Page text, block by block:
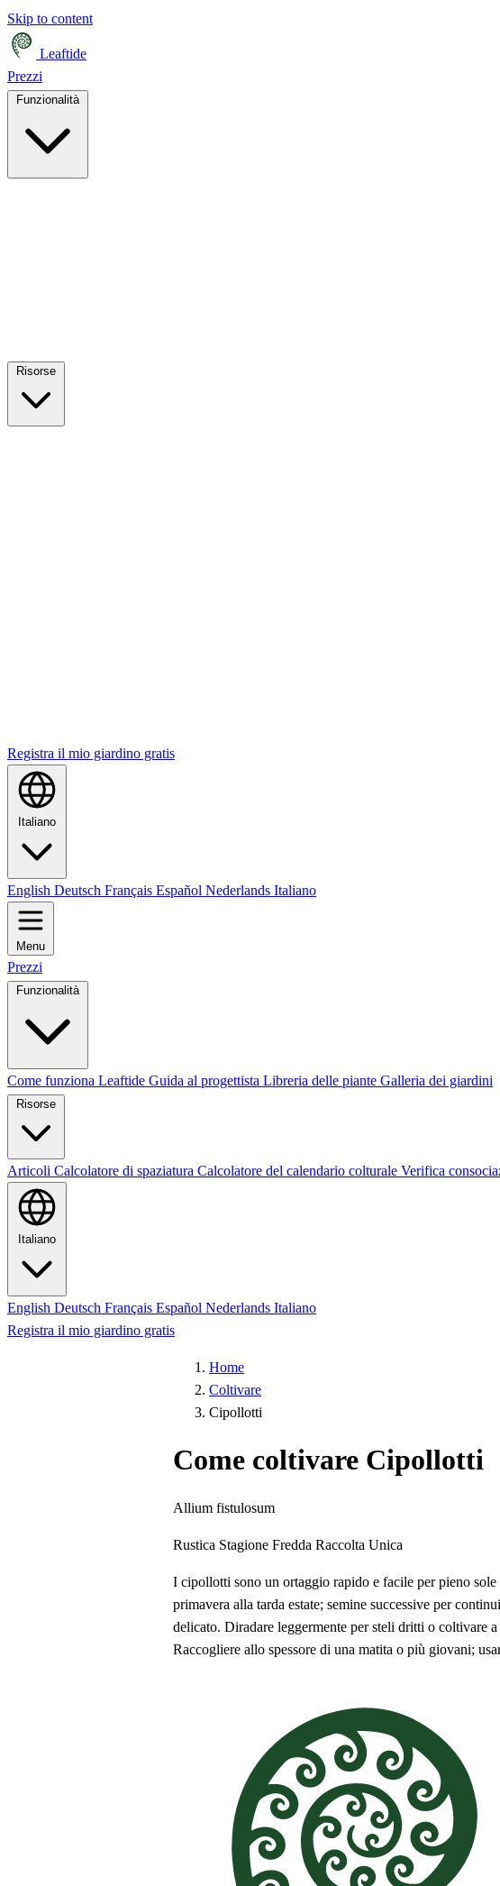
Skip to content
Leaftide
Prezzi
Funzionalità
Registra il mio giardino gratis
Italiano
English Deutsch Français Español Nederlands Italiano
Menu
Prezzi
Funzionalità
Come funziona Leaftide Guida al progettista Libreria delle piante Galleria dei giardini
Risorse
Articoli Calcolatore di spaziatura Calcolatore del calendario colturale Verifica
Italiano
English Deutsch Français Español Nederlands Italiano
Registra il mio giardino gratis
Home
Coltivare
Cipollotti
Come coltivare Cipollotti
Allium fistulosum
Rustica Stagione Fredda Raccolta Unica
I cipollotti sono un ortaggio rapido e facile per pieno
primavera alla tarda estate; semine successive per
delicato. Diradare leggermente per steli dritti o coltivare
Raccogliere allo spessore di una matita o più giovani;